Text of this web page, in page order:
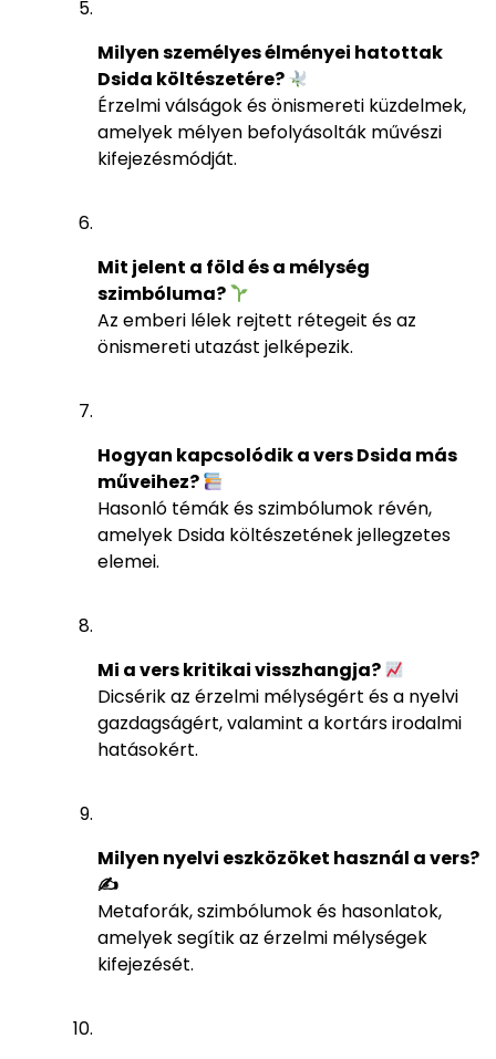
Milyen személyes élményei hatottak
Dsida költészetére?
Érzelmi válságok és önismereti küzdelmek,
amelyek mélyen befolyásolták művészi
kifejezésmódját.
Mit jelent a föld és a mélység
szimbóluma?
Az emberi lélek rejtett rétegeit és az
önismereti utazást jelképezik.
Hogyan kapcsolódik a vers Dsida más
műveihez?
Hasonló témák és szimbólumok révén,
amelyek Dsida költészetének jellegzetes
elemei.
Mi a vers kritikai visszhangja?
Dicsérik az érzelmi mélységért és a nyelvi
gazdagságért, valamint a kortárs irodalmi
hatásokért.
Milyen nyelvi eszközöket használ a vers?
✍️
Metaforák, szimbólumok és hasonlatok,
amelyek segítik az érzelmi mélységek
kifejezését.